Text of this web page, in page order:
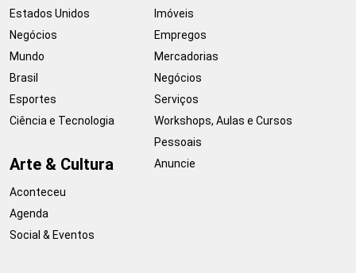
Estados Unidos
Negócios
Mundo
Brasil
Esportes
Ciência e Tecnologia
Arte & Cultura
Aconteceu
Agenda
Social & Eventos
Imóveis
Empregos
Mercadorias
Negócios
Serviços
Workshops, Aulas e Cursos
Pessoais
Anuncie